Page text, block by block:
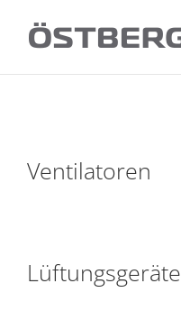
innehållet
Ventilatoren
Lüftungsgeräte